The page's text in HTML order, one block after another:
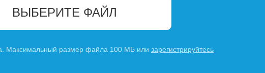
ВЫБЕРИТЕ ФАЙЛ
Максимальный размер файла 100 МБ или зарегистрируйтесь